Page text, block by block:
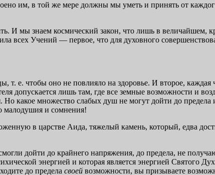
им, в той же мере должны мы уметь и принять от
И мы знаем космический закон, что лишь в величайшем,
всех Учений — первое, что для духовного
е. чтобы оно не повлияло на здоровье. И второе, каждая
допускается лишь там, где все земные возможности и
какое множество слабых душ не могут дойти до
малодушия и сомнения!
в царстве Аида, тяжелый камень, который, едва
дойти до крайнего напряжения, до предела, не
энергией и которая является энергией Святого
до предела своей возможности, вы призываете